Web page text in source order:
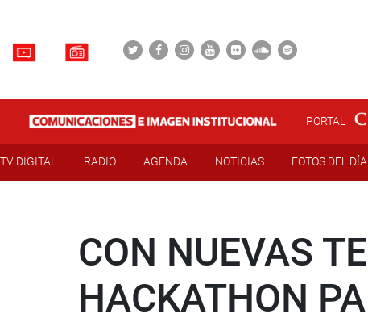
PORTAL
TV DIGITAL RADIO AGENDA NOTICIAS FOTOS DEL DÍA
CON NUEVAS
HACKATHON